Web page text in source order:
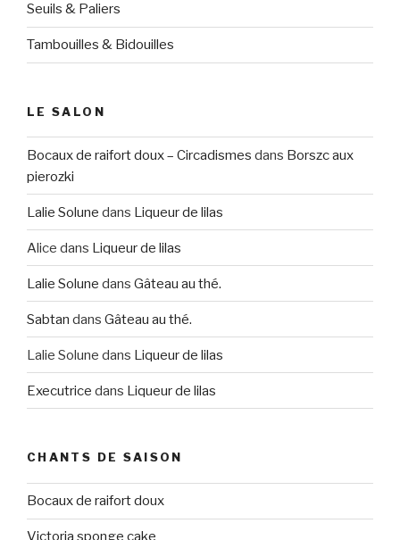
Seuils & Paliers
Tambouilles & Bidouilles
LE SALON
Bocaux de raifort doux – Circadismes dans Borszc aux
pierozki
Lalie Solune dans Liqueur de lilas
Alice dans Liqueur de lilas
Lalie Solune dans Gâteau au thé.
Sabtan dans Gâteau au thé.
Lalie Solune dans Liqueur de lilas
Executrice dans Liqueur de lilas
CHANTS DE SAISON
Bocaux de raifort doux
Victoria sponge cake